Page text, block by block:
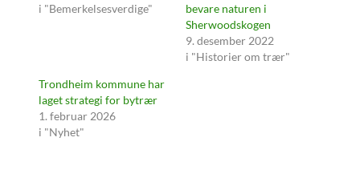
i "Bemerkelsesverdige"
bevare naturen i
Sherwoodskogen
9. desember 2022
i "Historier om trær"
Trondheim kommune har
laget strategi for bytrær
1. februar 2026
i "Nyhet"